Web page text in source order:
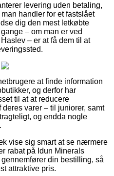
levering uden betaling,
handler for et fastslået
dig den mest letkøbte
– om man er ved
– er at få dem til at
at finde information
og derfor har
til at at reducere
varer – til juniorer, samt
og endda nogle
vise sig smart at se nærmere
rabat på Idun Minerals
din bestilling, så
attraktive pris.